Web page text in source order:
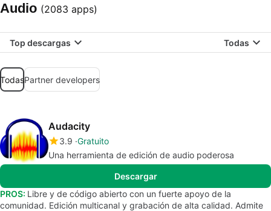
Audio (2083 apps)
Top descargas Todas
TodasPartner developers
Audacity
3.9 Gratuito
Una herramienta de edición de audio poderosa
Descargar
PROS: Libre y de código abierto con un fuerte apoyo de la
comunidad. Edición multicanal y grabación de alta calidad. Admite